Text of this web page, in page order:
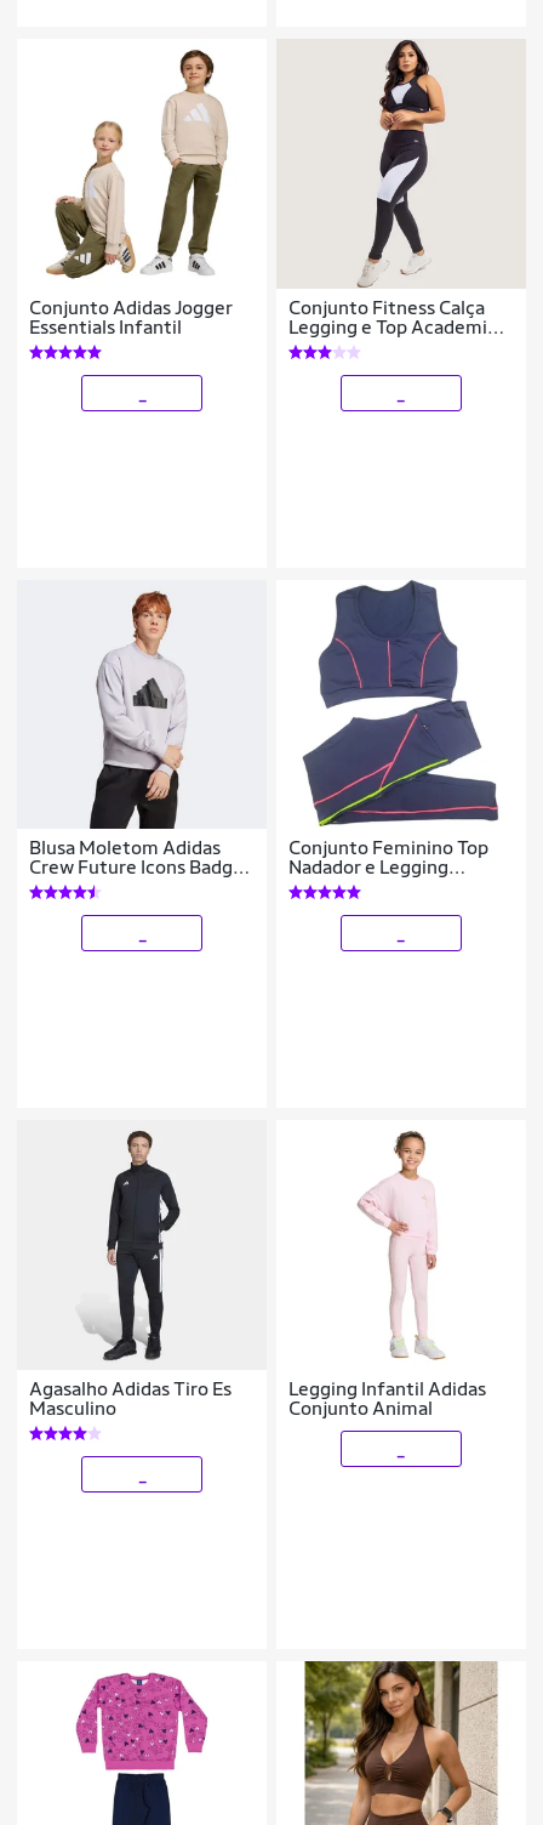
Conjunto Adidas Jogger
Essentials Infantil
Conjunto Fitness Calça
Legging e Top Academia
Zero Transparencia Viére
Blusa Moletom Adidas
Crew Future Icons Badge
Of Sport Masculino
Conjunto Feminino Top
Nadador e Legging
Cintura Alta
Agasalho Adidas Tiro Es
Masculino
Legging Infantil Adidas
Conjunto Animal